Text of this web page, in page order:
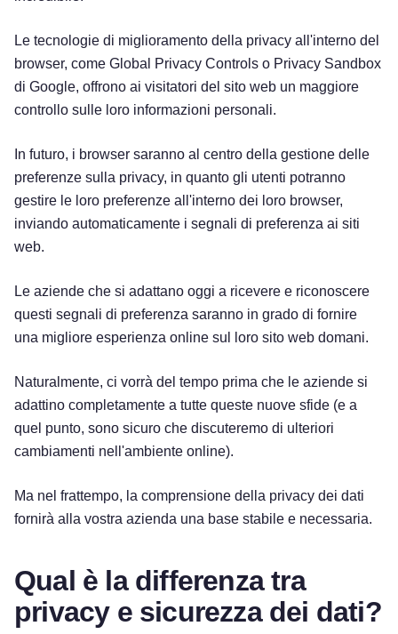
Provalo gratuitamente!
Le tecnologie di miglioramento della privacy all'interno del
browser, come Global Privacy Controls o Privacy Sandbox
di Google, offrono ai visitatori del sito web un maggiore
controllo sulle loro informazioni personali.
In futuro, i browser saranno al centro della gestione delle
preferenze sulla privacy, in quanto gli utenti potranno
gestire le loro preferenze all'interno dei loro browser,
inviando automaticamente i segnali di preferenza ai siti
web.
Le aziende che si adattano oggi a ricevere e riconoscere
questi segnali di preferenza saranno in grado di fornire
una migliore esperienza online sul loro sito web domani.
Naturalmente, ci vorrà del tempo prima che le aziende si
adattino completamente a tutte queste nuove sfide (e a
quel punto, sono sicuro che discuteremo di ulteriori
cambiamenti nell'ambiente online).
Ma nel frattempo, la comprensione della privacy dei dati
fornirà alla vostra azienda una base stabile e necessaria.
Qual è la differenza tra
privacy e sicurezza dei dati?